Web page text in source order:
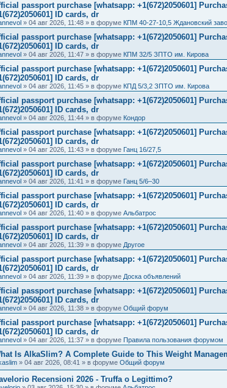
passport purchase [whatsapp: +1(672)2050601]
ID cards, dr
» 04 авг 2026, 11:48 » в форуме КПМ 40-27-10,5 Ждановский
passport purchase [whatsapp: +1(672)2050601]
ID cards, dr
» 04 авг 2026, 11:47 » в форуме КПМ 32/5 ЗПТО им. Кирова
passport purchase [whatsapp: +1(672)2050601]
ID cards, dr
» 04 авг 2026, 11:45 » в форуме КПД 5/3,2 ЗПТО им. Кирова
passport purchase [whatsapp: +1(672)2050601]
ID cards, dr
» 04 авг 2026, 11:44 » в форуме Кондор
passport purchase [whatsapp: +1(672)2050601]
ID cards, dr
» 04 авг 2026, 11:43 » в форуме Ганц 16/27,5
passport purchase [whatsapp: +1(672)2050601]
ID cards, dr
» 04 авг 2026, 11:41 » в форуме Ганц 5/6–30
passport purchase [whatsapp: +1(672)2050601]
ID cards, dr
» 04 авг 2026, 11:40 » в форуме Альбатрос
passport purchase [whatsapp: +1(672)2050601]
ID cards, dr
» 04 авг 2026, 11:39 » в форуме Другое
passport purchase [whatsapp: +1(672)2050601]
ID cards, dr
» 04 авг 2026, 11:39 » в форуме Доска объявлений
passport purchase [whatsapp: +1(672)2050601]
ID cards, dr
» 04 авг 2026, 11:38 » в форуме Общий форум
passport purchase [whatsapp: +1(672)2050601]
ID cards, dr
» 04 авг 2026, 11:37 » в форуме Правила пользования форумом
Is AlkaSlim? A Complete Guide to This Weight
» 04 авг 2026, 08:41 » в форуме Общий форум
Recensioni 2026 - Truffa o Legittimo?